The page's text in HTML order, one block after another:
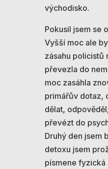
východisko.
Pokusil jsem se
Vyšší moc ale
zásahu policistů
převezla do
moc zasáhla
primářův dotaz,
dělat,
převézt do
Druhý den jsem
detoxu jsem
písmene fyzická